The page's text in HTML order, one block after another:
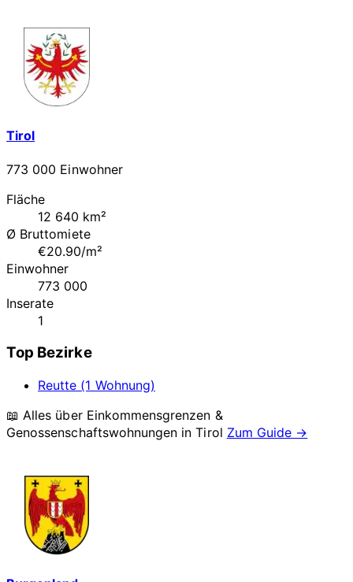
Tirol
773 000 Einwohner
Fläche
12 640 km²
Ø Bruttomiete
€20.90/m²
Einwohner
773 000
Inserate
1
Top Bezirke
Reutte (1 Wohnung)
📖 Alles über Einkommensgrenzen &
Genossenschaftswohnungen inTirol Zum Guide →